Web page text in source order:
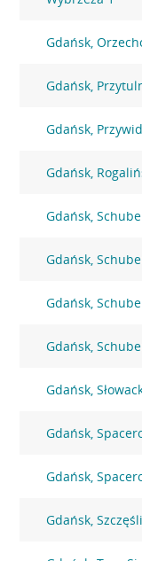
Gdańsk,
Gdańsk,
Gdańsk,
Gdańsk,
Gdańsk,
Gdańsk,
Gdańsk,
Gdańsk,
Gdańsk,
Gdańsk,
Gdańsk,
Gdańsk,